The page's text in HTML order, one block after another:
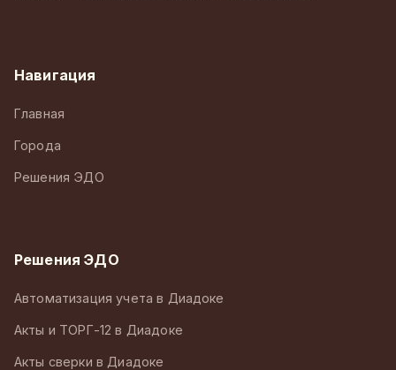
Навигация
Главная
Города
Решения ЭДО
Решения ЭДО
Автоматизация учета в Диадоке
Акты и ТОРГ-12 в Диадоке
Акты сверки в Диадоке